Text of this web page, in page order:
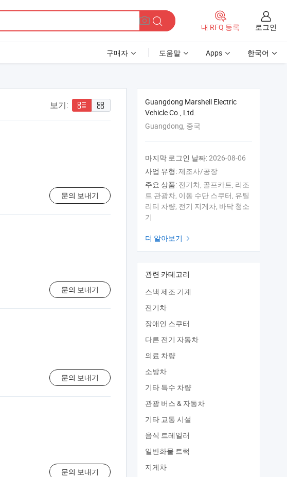
내 RFQ 등록 로그인
구매자 도움말 Apps 한국어
보기:
문의 보내기
문의 보내기
문의 보내기
문의 보내기
Guangdong Marshell Electric
Vehicle Co., Ltd.
Guangdong, 중국
마지막 로그인 날짜:2026-08-06
사업 유형:제조사/공장
주요 상품: 전기차, 골프카트, 리조
트 관광차, 이동 수단 스쿠터, 유틸
리티 차량, 전기 지게차, 바닥 청소
기
더 알아보기 
관련 카테고리
스낵 제조 기계
전기차
장애인 스쿠터
다른 전기 자동차
의료 차량
소방차
기타 특수 차량
관광 버스 & 자동차
기타 교통 시설
음식 트레일러
일반화물 트럭
지게차